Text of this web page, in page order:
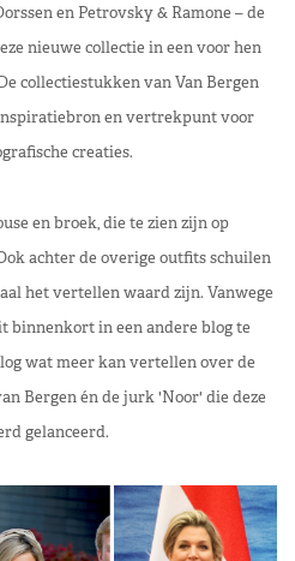
en Petrovsky & Ramone – de
nieuwe collectie in een voor hen
collectiestukken van Van Bergen
en vertrekpunt voor
creaties.
en broek, die te zien zijn op
achter de overige outfits schuilen
het vertellen waard zijn. Vanwege
binnenkort in een andere blog te
wat meer kan vertellen over de
Bergen én de jurk 'Noor' die deze
gelanceerd.